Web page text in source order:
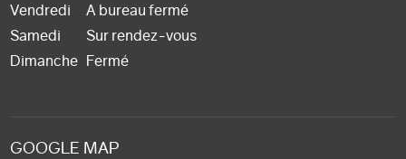
Vendredi
A bureau fermé
Samedi
Sur rendez-vous
Dimanche Fermé
GOOGLE MAP